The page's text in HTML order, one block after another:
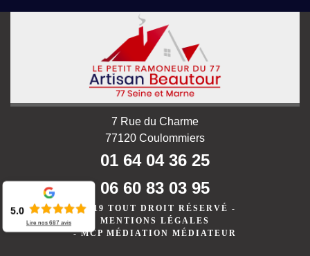
7 Rue du Charme
77120 Coulommiers
01 64 04 36 25
06 60 83 03 95
©2019 TOUT DROIT RÉSERVÉ -
MENTIONS LÉGALES
-MCP MÉDIATION MÉDIATEUR
5.0
Lire nos687 avis